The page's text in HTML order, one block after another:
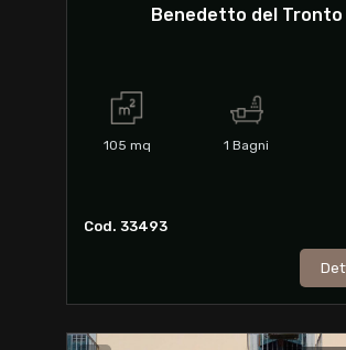
Benedetto del Tronto
105 mq 1 Bagni
Cod. 33493